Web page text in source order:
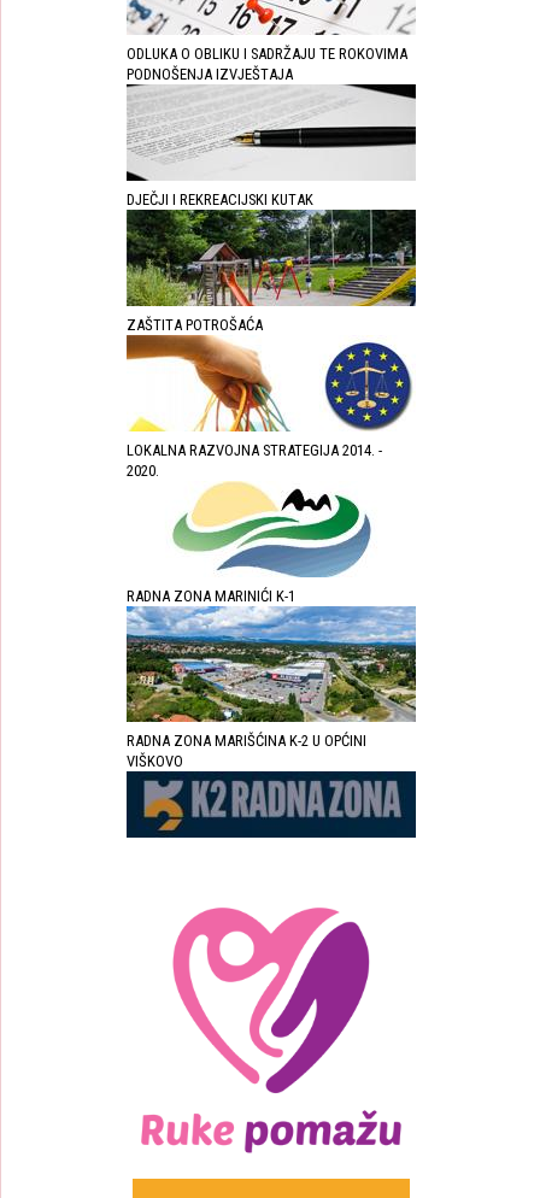
ODLUKA O OBLIKU I SADRŽAJU TE ROKOVIMA
PODNOŠENJA IZVJEŠTAJA
DJEČJI I REKREACIJSKI KUTAK
ZAŠTITA POTROŠAĆA
LOKALNA RAZVOJNA STRATEGIJA 2014. -
2020.
RADNA ZONA MARINIĆI K-1
RADNA ZONA MARIŠĆINA K-2 U OPĆINI
VIŠKOVO